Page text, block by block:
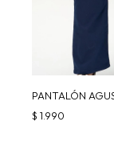
PANTALÓN
$ 1.990